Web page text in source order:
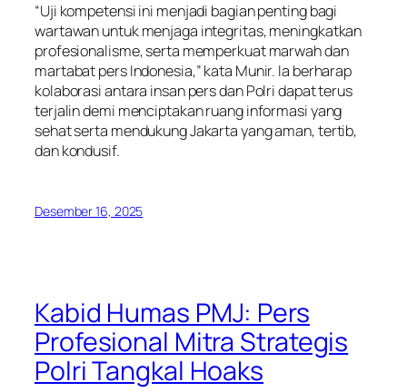
“Uji kompetensi ini menjadi bagian penting bagi
wartawan untuk menjaga integritas, meningkatkan
profesionalisme, serta memperkuat marwah dan
martabat pers Indonesia,” kata Munir. Ia berharap
kolaborasi antara insan pers dan Polri dapat terus
terjalin demi menciptakan ruang informasi yang
sehat serta mendukung Jakarta yang aman, tertib,
dan kondusif.
Desember 16, 2025
Kabid Humas PMJ: Pers
Profesional Mitra Strategis
Polri Tangkal Hoaks